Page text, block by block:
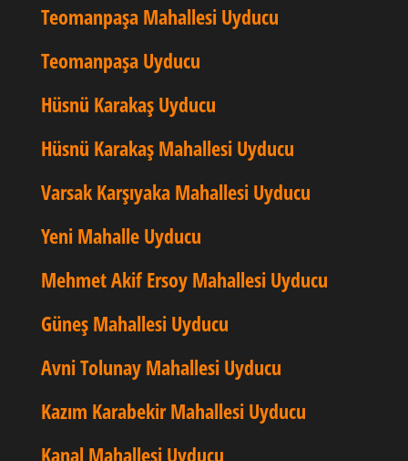
Teomanpaşa Mahallesi Uyducu
Teomanpaşa Uyducu
Hüsnü Karakaş Uyducu
Hüsnü Karakaş Mahallesi Uyducu
Varsak Karşıyaka Mahallesi Uyducu
Yeni Mahalle Uyducu
Mehmet Akif Ersoy Mahallesi Uyducu
Güneş Mahallesi Uyducu
Avni Tolunay Mahallesi Uyducu
Kazım Karabekir Mahallesi Uyducu
Kanal Mahallesi Uyducu